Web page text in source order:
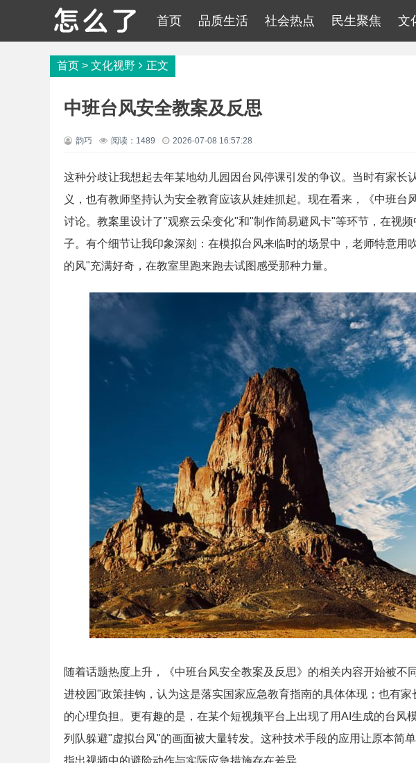
首页 品质生活 社会热点 民生聚焦 文
首页 > 文化视野 正文
中班台风安全教案及反思
韵巧 阅读：1489 2026-07-08 16:57:28
这种分歧让我想起去年某地幼儿园因台风停课引发的争议。当时有家长
义，也有教师坚持认为安全教育应该从娃娃抓起。现在看来，《中班台
讨论。教案里设计了"观察云朵变化"和"制作简易避风卡"等环节，在视
子。有个细节让我印象深刻：在模拟台风来临时的场景中，老师特意用
的风"充满好奇，在教室里跑来跑去试图感受那种力量。
随着话题热度上升，《中班台风安全教案及反思》的相关内容开始被不
进校园"政策挂钩，认为这是落实国家应急教育指南的具体体现；也有
的心理负担。更有趣的是，在某个短视频平台上出现了用AI生成的台风
列队躲避"虚拟台风"的画面被大量转发。这种技术手段的应用让原本简
指出视频中的避险动作与实际应急措施存在差异。